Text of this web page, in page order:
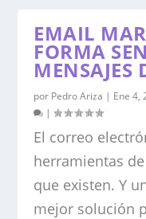
EMAIL
FORMA
MENSAJES
por Pedro Ariza | Ene 4,
|
El correo
herramientas
que existen. Y
mejor solución